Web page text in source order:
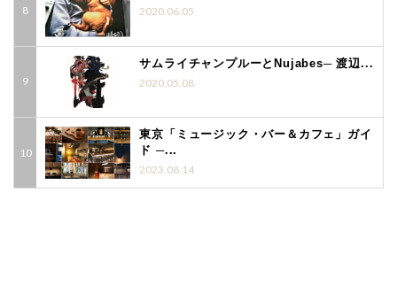
2020.06.05
サムライチャンプルーとNujabes─ 渡辺...
2020.05.08
東京「ミュージック・バー＆カフェ」ガイ
ド ─...
2023.08.14